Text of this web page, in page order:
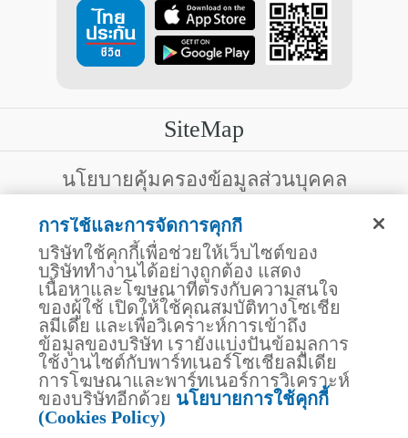
SiteMap
บริการลูกค้า
สิทธิพิเศษ
แอปพลิเคชัน ไทยประกันชีวิต
ไทยประกันชีวิตแคร์เซ็นเตอร์
ไทยประกันชีวิตเมดิแคร์
ไทยประกันชีวิตอีซี่เพย์
ไทยประกันชีวิตฮอตเคลม
ไทยประกันชีวิตประกันกลุ่ม
บริการสำหรับเจ้าหน้าที่โรงพยาบาล
สถานพยาบาลคู่สัญญา
ไทยประกันชีวิต Telemedicine
นโยบายคุ้มครองข้อมูลส่วนบุคคล
123 ถนน รัชดาภิเษก แขวงดินแดง เขตดินแดง
กรุงเทพฯ 10400 โทรศัพท์ 02-2470247
บริษัทฯ ขอแจ้งให้ผู้ใช้บริการทราบว่า บรรดาข้อความ ภาพ เสียง เนื้อหา
ชื่อ ชื่อทางการค้า ส่วนประกอบใดๆ ทั้งหมดของเว็บไซต์ รวมถึง
เครื่องหมายการค้า เครื่องหมาย บริการ ลิขสิทธิ์ สิทธิบัตร ความรู้ต่างๆ
ที่ปรากฏบนเว็บไซต์ของบริษัทฯ นี้ เป็นงานอันได้รับความคุ้มครองตาม
กฎหมายทรัพย์สินทางปัญญาของไทยโดยชอบด้วยกฎหมายของบริษัทฯ
แต่เพียงผู้เดียว หากบุคคลใดลอกเลียน ปลอมแปลง ทำซ้ำ ดัดแปลง เผย
แพร่ต่อสาธารณชน จำหน่าย มีไว้ให้เช่า หรือกระทำการใดๆ ในลักษณะ
ที่เป็นการแสวงหาประโยชน์ทางการค้าหรือประโยชน์โดยมิชอบ ไม่ว่า
โดยประการใดๆ จากทรัพย์สินทางปัญญาดังกล่าวข้างต้น โดยไม่ได้รับ
อนุญาตจากบริษัทฯ บริษัทฯ จะดำเนินการตามกฎหมายกับผู้ทำละเมิด
การใช้และการจัดการคุกกี้
บริษัทใช้คุกกี้เพื่อช่วยให้เว็บไซต์ของ
บริษัททำงานได้อย่างถูกต้อง แสดง
เนื้อหาและโฆษณาที่ตรงกับความสนใจ
ของผู้ใช้ เปิดให้ใช้คุณสมบัติทางโซเชีย
ลมีเดีย และเพื่อวิเคราะห์การเข้าถึง
ข้อมูลของบริษัท เรายังแบ่งปันข้อมูลการ
ใช้งานไซต์กับพาร์ทเนอร์โซเชียลมีเดีย
การโฆษณาและพาร์ทเนอร์การวิเคราะห์
ของบริษัทอีกด้วย นโยบายการใช้คุกกี้
(Cookies Policy)